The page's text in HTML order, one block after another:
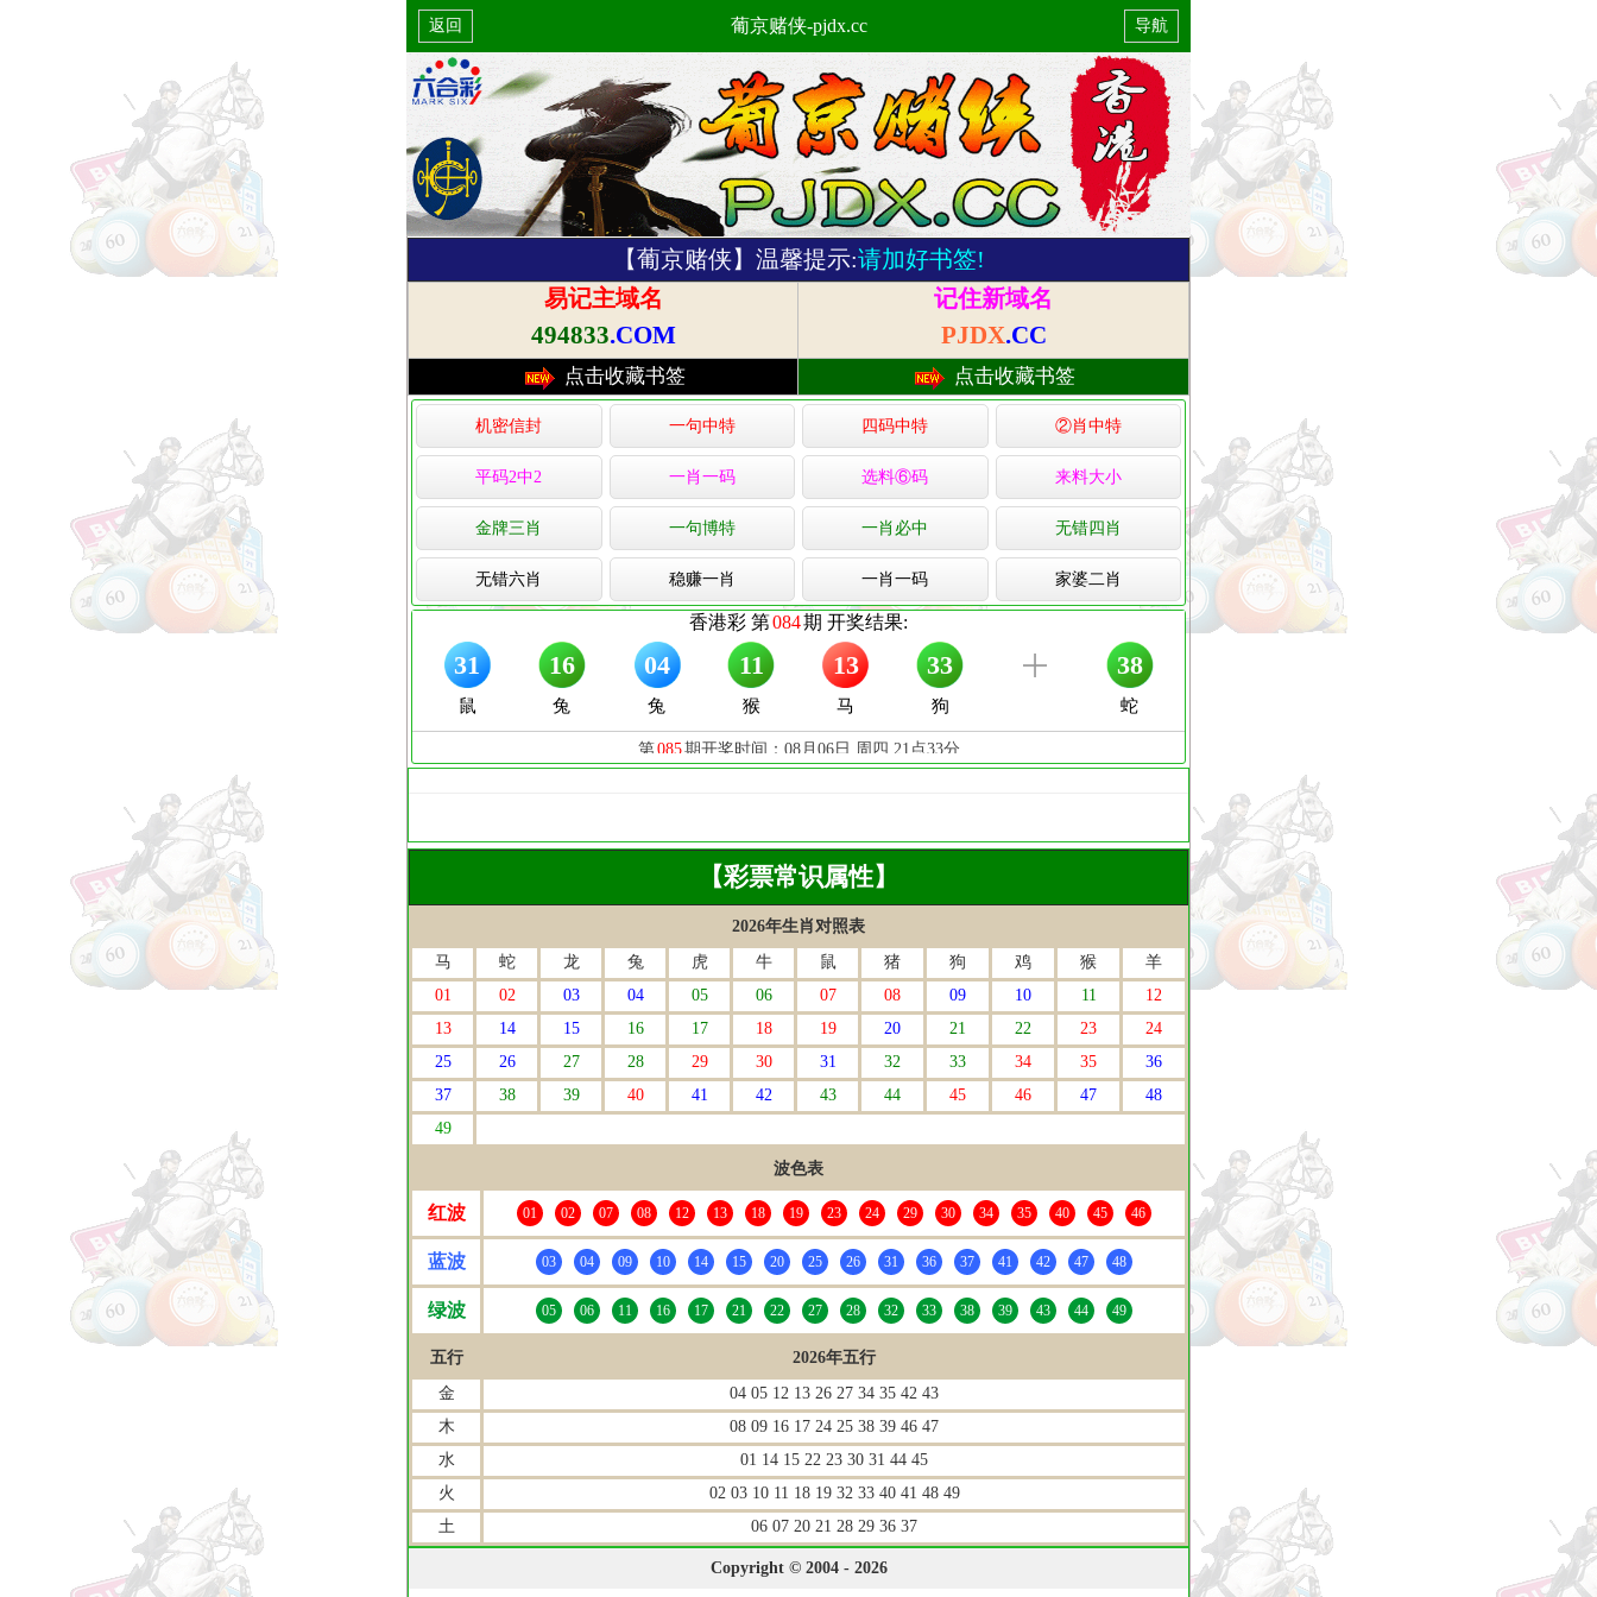
返回 葡京赌侠-pjdx.cc 导航
【葡京赌侠】温馨提示:请加好书签!
易记主域名
494833.COM
记住新域名
PJDX.CC
点击收藏书签 点击收藏书签
机密信封 一句中特 四码中特 ②肖中特
平码2中2 一肖一码 选料⑥码 来料大小
金牌三肖 一句博特 一肖必中 无错四肖
无错六肖 稳赚一肖 一肖一码 家婆二肖
【彩票常识属性】
2026年生肖对照表
马
蛇 龙 兔 虎 牛 鼠 猪 狗 鸡 猴
羊
01
02 03 04 05 06 07 08 09 10 11
12
13
14 15 16 17 18 19 20 21 22 23
24
25
26 27 28 29 30 31 32 33 34 35
36
37
38 39 40 41 42 43 44 45 46 47
48
49
波色表
红波 01 02 07 08 12 13 18 19 23 24 29 30 34 35 40 45 46
蓝波 03 04 09 10 14 15 20 25 26 31 36 37 41 42 47 48
绿波 05 06 11 16 17 21 22 27 28 32 33 38 39 43 44 49
五行
2026年五行
金
04 05 12 13 26 27 34 35 42 43
木
08 09 16 17 24 25 38 39 46 47
水
01 14 15 22 23 30 31 44 45
火
02 03 10 11 18 19 32 33 40 41 48 49
土
06 07 20 21 28 29 36 37
Copyright © 2004 - 2026